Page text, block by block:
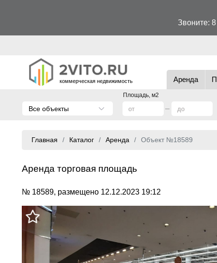
Звоните:
коммерческая недвижимость Аренда
Площадь, м2
Все объекты
Главная Каталог Аренда Объект №18589
Аренда торговая площадь
№ 18589, размещено 12.12.2023 19:12